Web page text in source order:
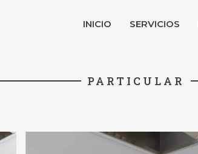
INICIO SERVICIOS
PARTICULAR